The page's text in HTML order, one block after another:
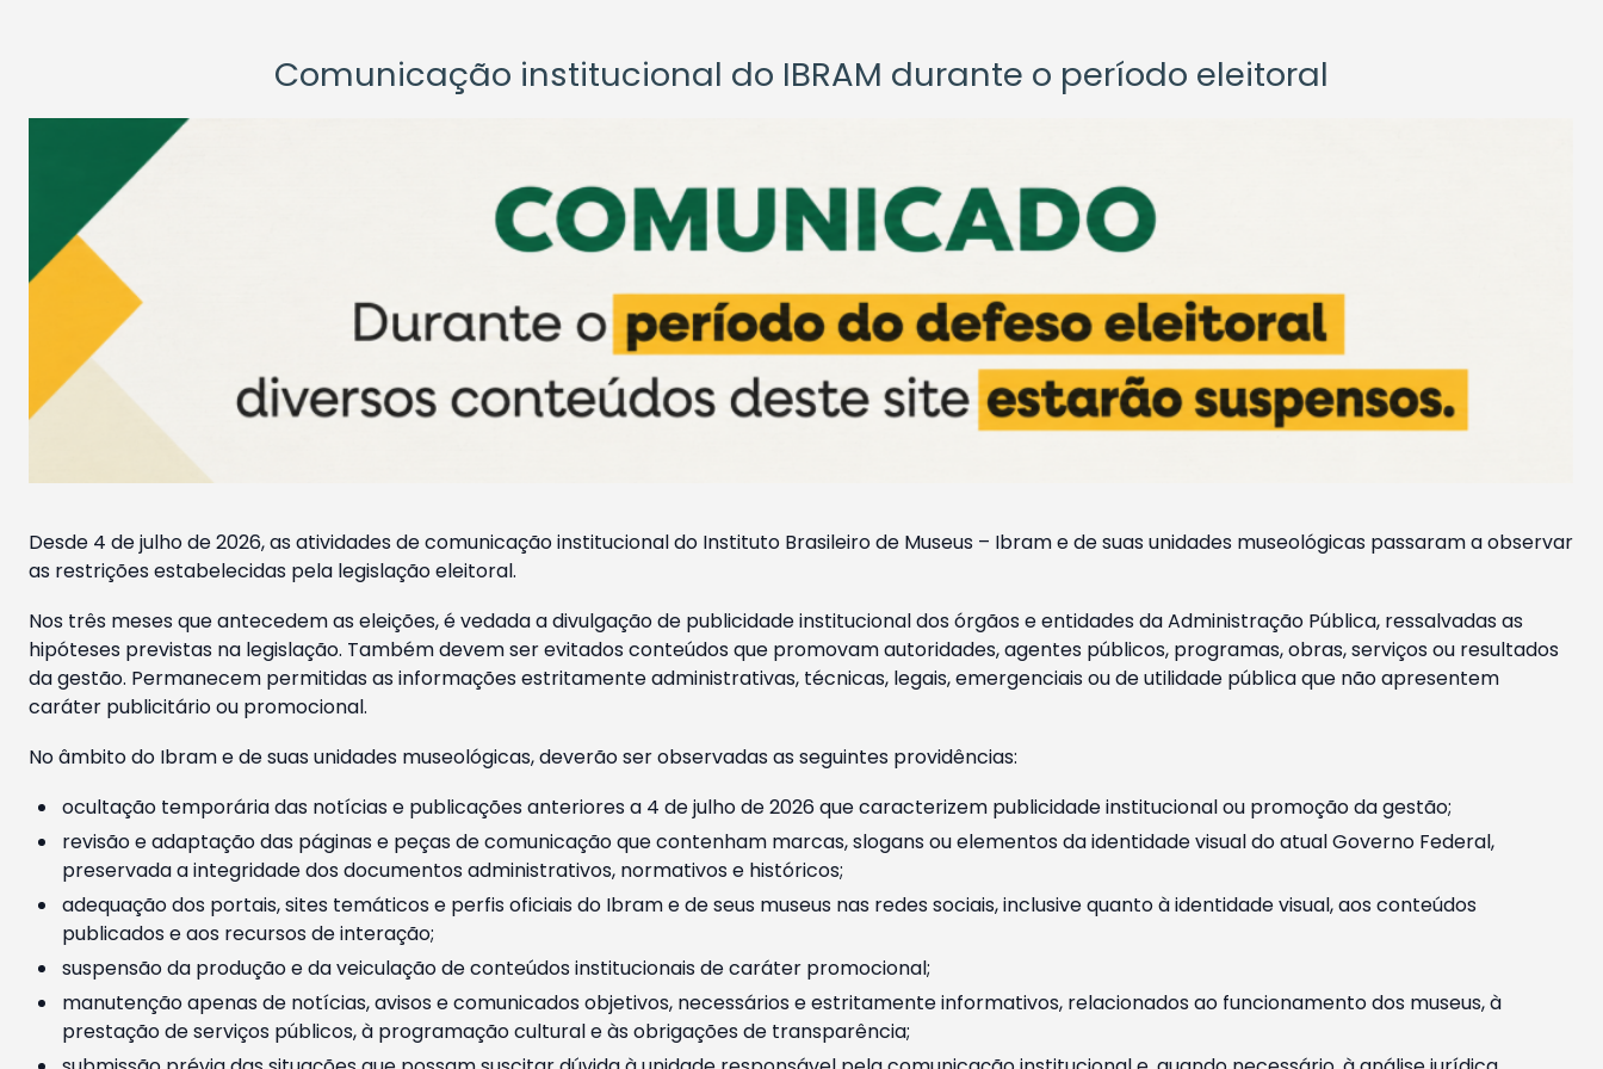
Comunicação institucional do IBRAM durante o período eleitoral
Desde 4 de julho de 2026, as atividades de comunicação institucional do Instituto Brasileiro de Museus – Ibram e de suas unidades museológicas passaram a observar
as restrições estabelecidas pela legislação eleitoral.
Nos três meses que antecedem as eleições, é vedada a divulgação de publicidade institucional dos órgãos e entidades da Administração Pública, ressalvadas as
hipóteses previstas na legislação. Também devem ser evitados conteúdos que promovam autoridades, agentes públicos, programas, obras, serviços ou resultados
da gestão. Permanecem permitidas as informações estritamente administrativas, técnicas, legais, emergenciais ou de utilidade pública que não apresentem
caráter publicitário ou promocional.
No âmbito do Ibram e de suas unidades museológicas, deverão ser observadas as seguintes providências:
ocultação temporária das notícias e publicações anteriores a 4 de julho de 2026 que caracterizem publicidade institucional ou promoção da gestão;
revisão e adaptação das páginas e peças de comunicação que contenham marcas, slogans ou elementos da identidade visual do atual Governo Federal,
preservada a integridade dos documentos administrativos, normativos e históricos;
adequação dos portais, sites temáticos e perfis oficiais do Ibram e de seus museus nas redes sociais, inclusive quanto à identidade visual, aos conteúdos
publicados e aos recursos de interação;
suspensão da produção e da veiculação de conteúdos institucionais de caráter promocional;
manutenção apenas de notícias, avisos e comunicados objetivos, necessários e estritamente informativos, relacionados ao funcionamento dos museus, à
prestação de serviços públicos, à programação cultural e às obrigações de transparência;